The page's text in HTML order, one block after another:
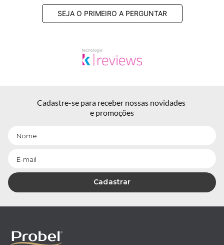
SEJA O PRIMEIRO A PERGUNTAR
Cadastre-se para receber nossas novidades
e promoções
Cadastrar